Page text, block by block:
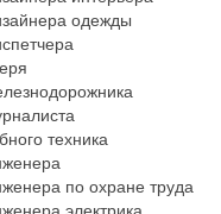
одежды
техника
по охране труда